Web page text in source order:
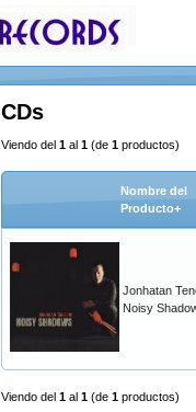
CDs
Viendo del 1 al 1 (de 1 productos)
Nombre del
Producto+
Jonhatan
Noisy
Viendo del 1 al 1 (de 1 productos)